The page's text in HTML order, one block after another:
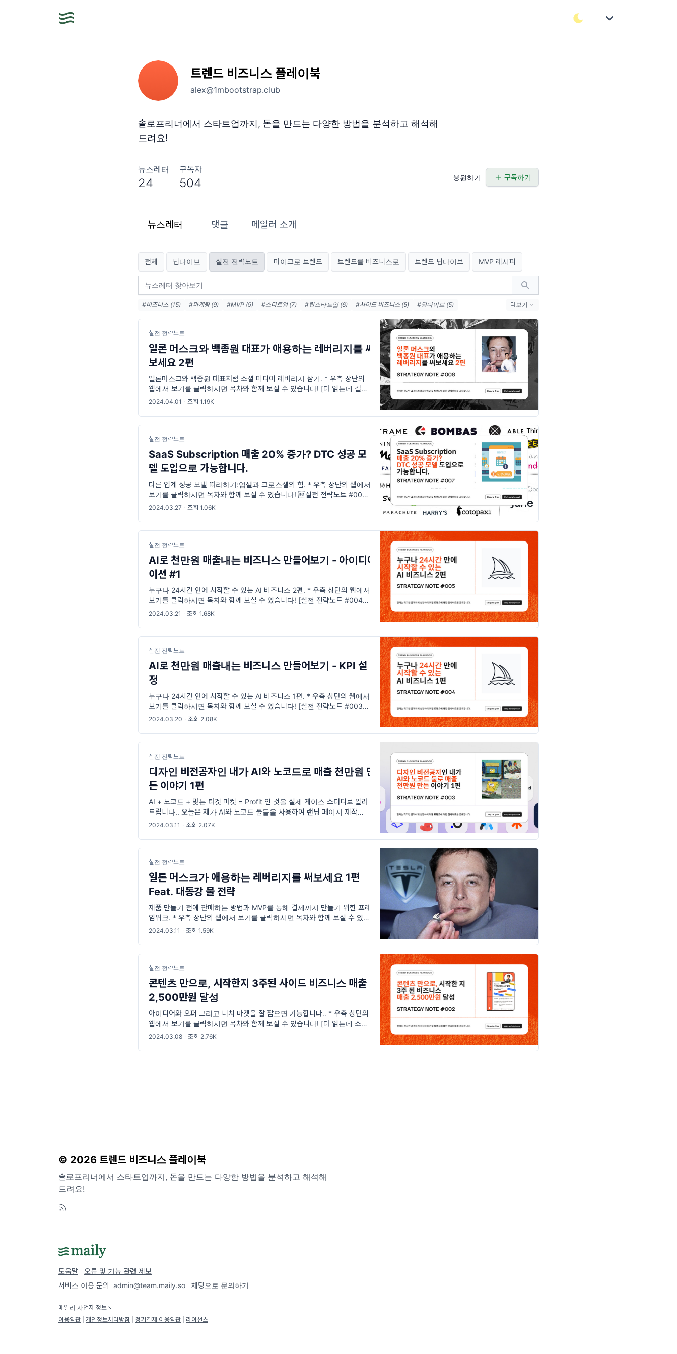
트렌드 비즈니스 플레이북
alex@1mbootstrap.club
솔로프리너에서 스타트업까지, 돈을 만드는 다양한 방법을 분석하고 해석해
드려요!
뉴스레터
24
구독자
504 응원하기 구독하기
뉴스레터 댓글 메일러 소개
전체 딥다이브 실전 전략노트 마이크로 트렌드 트렌드를 비즈니스로 트렌드 딥다이브 MVP 레시피
#비즈니스 (15) #마케팅 (9) #MVP (9) #스타트업 (7) #린스타트업 (6) #사이드 비즈니스 (5)
#딥다이브 (5)
더보기
실전 전략노트
일론 머스크와 백종원 대표가 애용하는 레버리지를 써
보세요 2편
일론머스크와 백종원 대표처럼 소셜 미디어 레버리지 삼기. * 우측 상단의
웹에서 보기를 클릭하시면 목차와 함께 보실 수 있습니다! [다 읽는데 걸리는
시간 5분 | 다 읽고 도입하는 데 시간 1-5시간] 안녕하세요. 구독자님! 사이
2024.04.01 · 조회 1.19K
실전 전략노트
SaaS Subscription 매출 20% 증가? DTC 성공 모
델 도입으로 가능합니다.
다른 업계 성공 모델 따라하기:업셀과 크로스셀의 힘. * 우측 상단의 웹에서
보기를 클릭하시면 목차와 함께 보실 수 있습니다! 실전 전략노트 #007:
SaaS에 DTC 성공 모델 도입하고 20% 매출 증가시켜보세요. 개인적인 견
2024.03.27 · 조회 1.06K
실전 전략노트
AI로 천만원 매출내는 비즈니스 만들어보기 - 아이디에
이션 #1
누구나 24시간 안에 시작할 수 있는 AI 비즈니스 2편. * 우측 상단의 웹에서
보기를 클릭하시면 목차와 함께 보실 수 있습니다! [실전 전략노트 #004]
누구나 24시간 안에 시작할 수 있는 AI 비즈니스 2편 안녕하세요 여러분! 오
2024.03.21 · 조회 1.68K
실전 전략노트
AI로 천만원 매출내는 비즈니스 만들어보기 - KPI 설
정
누구나 24시간 안에 시작할 수 있는 AI 비즈니스 1편. * 우측 상단의 웹에서
보기를 클릭하시면 목차와 함께 보실 수 있습니다! [실전 전략노트 #003]
누구나 24시간 안에 시작할 수 있는 AI 비즈니스 1편 혹시 Hustle =
2024.03.20 · 조회 2.08K
실전 전략노트
디자인 비전공자인 내가 AI와 노코드로 매출 천만원 만
든 이야기 1편
AI + 노코드 + 맞는 타겟 마켓 = Profit 인 것을 실제 케이스 스터디로 알려
드립니다.. 오늘은 제가 AI와 노코드 툴들을 사용하여 랜딩 페이지 제작을 해
서, 몇주동안 1만 달러 넘게 판매를 했던 경험에 대한 이야기를 공유해드립
2024.03.11 · 조회 2.07K
실전 전략노트
일론 머스크가 애용하는 레버리지를 써보세요 1편
Feat. 대동강 물 전략
제품 만들기 전에 판매하는 방법과 MVP를 통해 결제까지 만들기 위한 프레
임워크. * 우측 상단의 웹에서 보기를 클릭하시면 목차와 함께 보실 수 있습
니다! [다 읽는데 걸리는 시간 5분 | 다 읽고 도입하는 데 시간 1-5시간] 안
2024.03.11 · 조회 1.59K
실전 전략노트
콘텐츠 만으로, 시작한지 3주된 사이드 비즈니스 매출
2,500만원 달성
아이디어와 오퍼 그리고 니치 마켓을 잘 잡으면 가능합니다.. * 우측 상단의
웹에서 보기를 클릭하시면 목차와 함께 보실 수 있습니다! [다 읽는데 소요
시간 10-12분 | 다 읽고 도입하는 데 소요 시간 24시간] 오늘은 니치 마켓을
2024.03.08 · 조회 2.76K
© 2026 트렌드 비즈니스 플레이북
솔로프리너에서 스타트업까지, 돈을 만드는 다양한 방법을 분석하고 해석해
드려요!
도움말
오류 및 기능 관련 제보
서비스 이용 문의 admin@team.maily.so 채팅으로 문의하기
메일리 사업자 정보
이용약관
개인정보처리방침 정기결제 이용약관 라이선스